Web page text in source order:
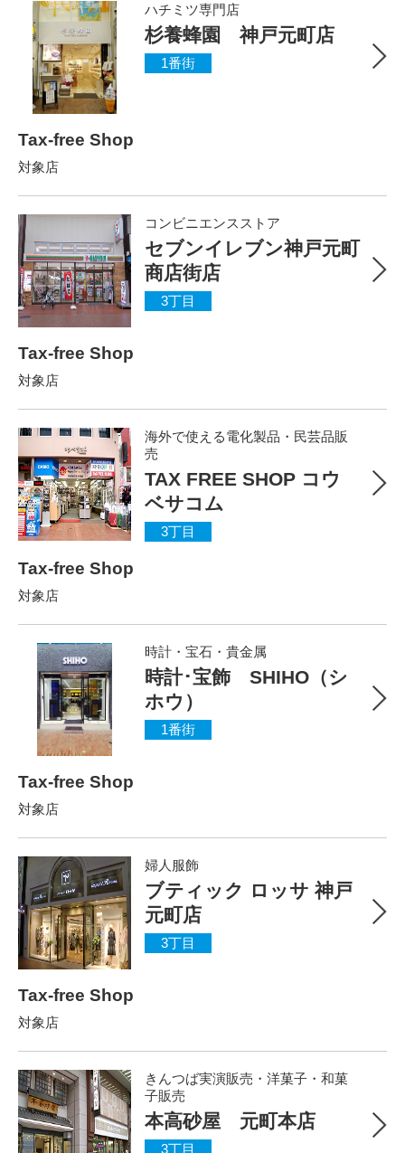
ハチミツ専門店
杉養蜂園 神戸元町店
1番街
Tax-free Shop
対象店
コンビニエンスストア
セブンイレブン神戸元町
商店街店
3丁目
Tax-free Shop
対象店
海外で使える電化製品・民芸品販
売
TAX FREE SHOP コウ
ベサコム
3丁目
Tax-free Shop
対象店
時計・宝石・貴金属
時計･宝飾 SHIHO（シ
ホウ）
1番街
Tax-free Shop
対象店
婦人服飾
ブティック ロッサ 神戸
元町店
3丁目
Tax-free Shop
対象店
きんつば実演販売・洋菓子・和菓
子販売
本高砂屋 元町本店
3丁目